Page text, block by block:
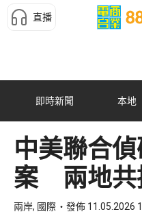
直播
即時新聞 本地
中美聯合
案 兩地共
兩岸, 國際 發佈 11.05.2026